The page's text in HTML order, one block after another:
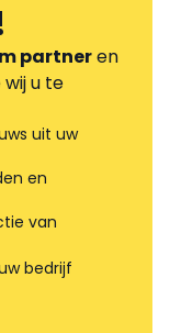
partneren
u te
uit uw
en
van
bedrijf